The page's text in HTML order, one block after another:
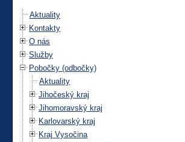
Aktuality
Kontakty
O nás
Služby
Pobočky (odbočky)
Aktuality
Jihočeský kraj
Jihomoravský kraj
Karlovarský kraj
Kraj Vysočina